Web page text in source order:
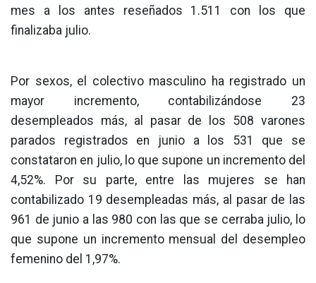
mes a los antes reseñados 1.511 con los que
finalizaba julio.
Por sexos, el colectivo masculino ha registrado un
mayor incremento, contabilizándose 23
desempleados más, al pasar de los 508 varones
parados registrados en junio a los 531 que se
constataron en julio, lo que supone un incremento del
4,52%. Por su parte, entre las mujeres se han
contabilizado 19 desempleadas más, al pasar de las
961 de junio a las 980 con las que se cerraba julio, lo
que supone un incremento mensual del desempleo
femenino del 1,97%.